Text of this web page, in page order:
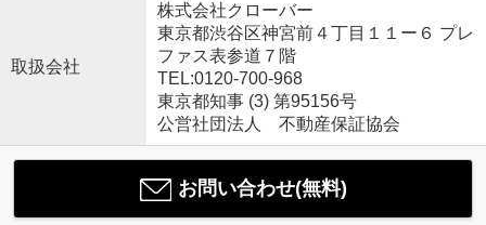
取扱会社
株式会社クローバー
東京都渋谷区神宮前４丁目１１ー６ プレ
ファス表参道７階
TEL:0120-700-968
東京都知事 (3) 第95156号
公営社団法人 不動産保証協会
お問い合わせ(無料)